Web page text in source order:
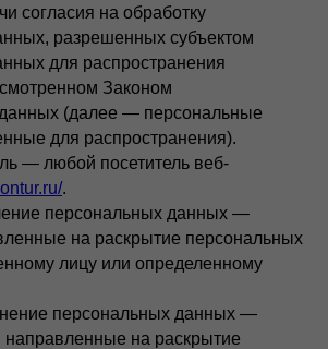
согласия на обработку
разрешенных субъектом
для распространения
Законом
(далее — персональные
для распространения).
— любой посетитель веб-
.
персональных данных —
на раскрытие персональных
лицу или определенному
персональных данных —
на раскрытие